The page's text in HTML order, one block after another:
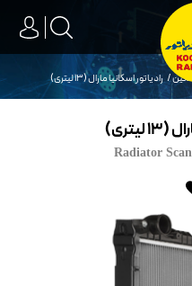
رادیاتور اسكانیا مارال (13 لیتری)
Radiator